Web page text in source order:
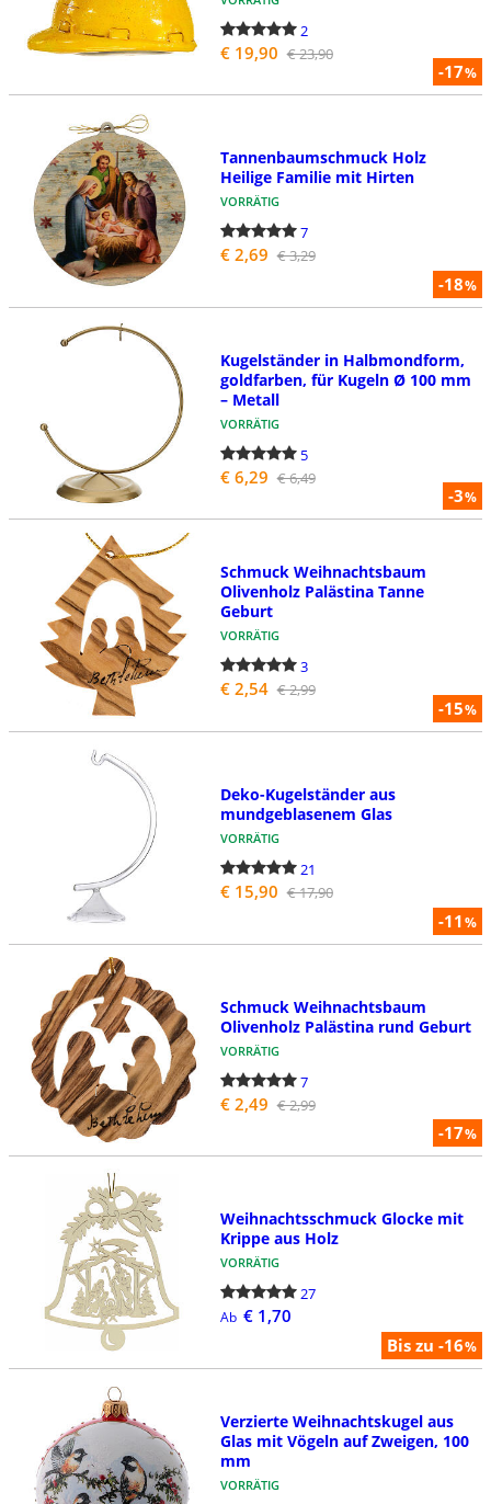
-17%
2
€ 19,90 € 23,90
-18%
Tannenbaumschmuck Holz
Heilige Familie mit Hirten
VORRÄTIG
7
€ 2,69 € 3,29
-3%
Kugelständer in Halbmondform,
goldfarben, für Kugeln Ø 100 mm
– Metall
VORRÄTIG
5
€ 6,29 € 6,49
-15%
Schmuck Weihnachtsbaum
Olivenholz Palästina Tanne
Geburt
VORRÄTIG
3
€ 2,54 € 2,99
-11%
Deko-Kugelständer aus
mundgeblasenem Glas
VORRÄTIG
21
€ 15,90 € 17,90
-17%
Schmuck Weihnachtsbaum
Olivenholz Palästina rund Geburt
VORRÄTIG
7
€ 2,49 € 2,99
Bis zu -16%
Weihnachtsschmuck Glocke mit
Krippe aus Holz
VORRÄTIG
27
Ab € 1,70
Verzierte Weihnachtskugel aus
Glas mit Vögeln auf Zweigen, 100
mm
VORRÄTIG